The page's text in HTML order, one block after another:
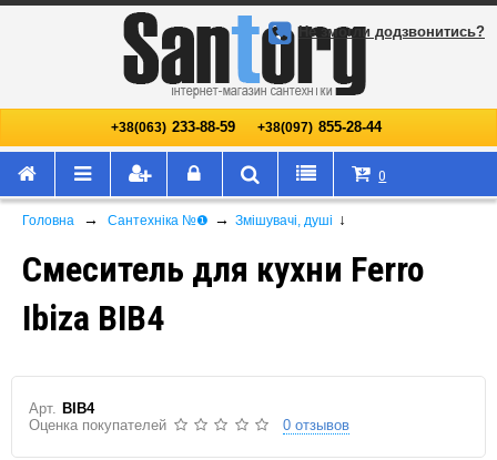
+38(063) 233-88-59 +38(097) 855-28-44
Не змогли додзвонитись?
0
Головна → Сантехніка №❶ → Змішувачі, душі ↓
Смеситель для кухни Ferro
Ibiza BIB4
Арт. BIB4
Оценка покупателей
0 отзывов